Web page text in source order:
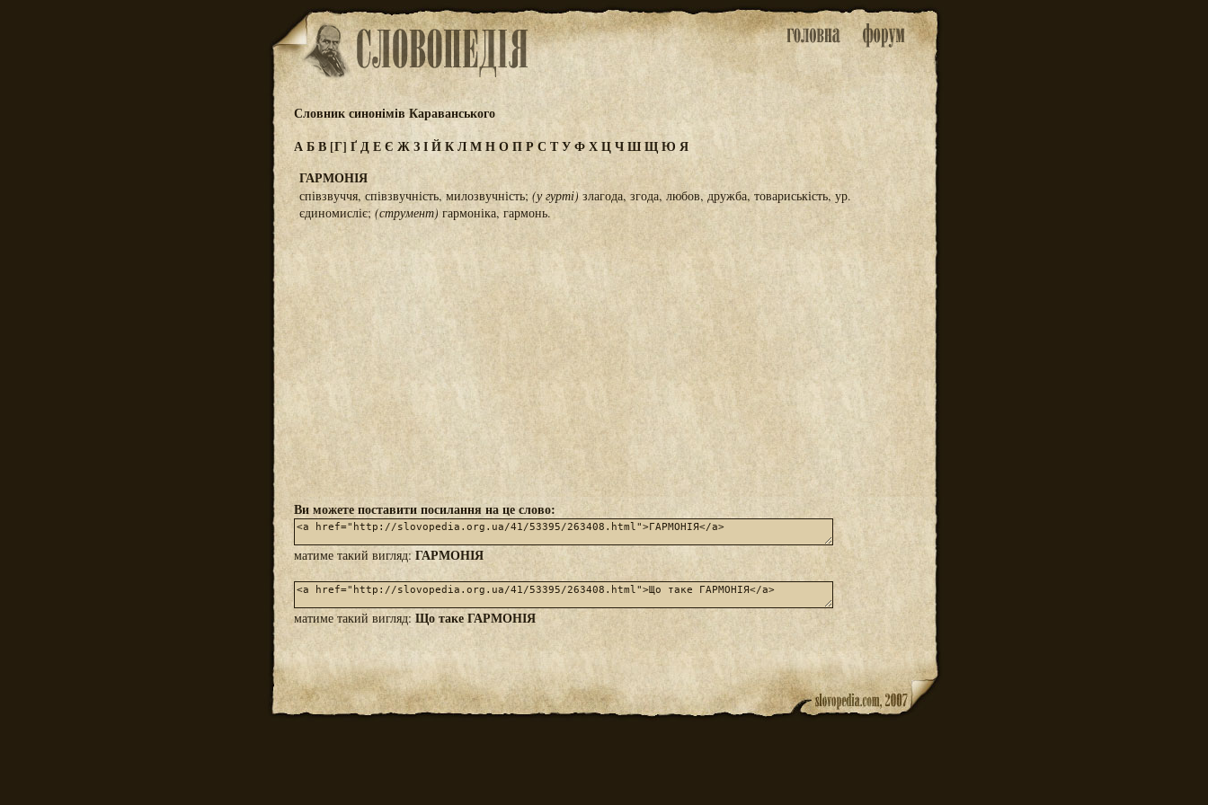
Словник синонімів Караванського
АБВ[Г] ҐДЕЄ ЖЗІЙКЛМНОПРС ТУФХЦЧШЩЮ Я
ГАРМОНІЯ
співзвуччя, співзвучність, милозвучність; (у гурті) злагода, згода, любов, дружба, товариськість, ур.
єдиномисліє; (струмент) гармоніка, гармонь.
Ви можете поставити посилання на це слово:
матиме такий вигляд:ГАРМОНІЯ
матиме такий вигляд: Що таке ГАРМОНІЯ